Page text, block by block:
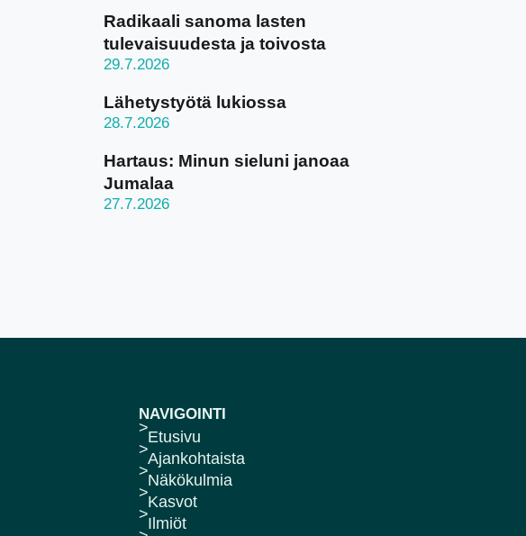
Radikaali sanoma lasten
tulevaisuudesta ja toivosta
29.7.2026
Lähetystyötä lukiossa
28.7.2026
Hartaus: Minun sieluni janoaa
Jumalaa
27.7.2026
NAVIGOINTI
Etusivu
Ajankohtaista
Näkökulmia
Kasvot
Ilmiöt